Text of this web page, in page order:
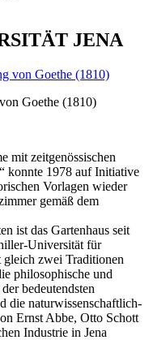
JENA
Goethe (1810)
mit zeitgenössischen
konnte 1978 auf Initiative
Vorlagen wieder
gemäß dem
ist das Gartenhaus seit
Universität für
zwei Traditionen
philosophische und
bedeutendsten
die naturwissenschaftlich-
Ernst Abbe, Otto Schott
Industrie in Jena